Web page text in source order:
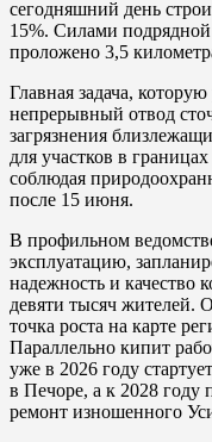
сегодняшний день
15%. Силами
проложено 3,5
Главная задача,
непрерывный отвод
загрязнения
для участков в
соблюдая
после 15 июня.
В профильном
эксплуатацию,
надежность и качество
девяти тысяч жителей.
точка роста на карте
Параллельно кипит
уже в 2026 году
в Печоре, а к 2028 году
ремонт изношенного